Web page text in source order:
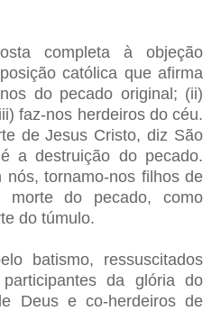
completa à objeção
católica que afirma
do pecado original; (ii)
faz-nos herdeiros do céu.
de Jesus Cristo, diz São
a destruição do pecado.
nós, tornamo-nos filhos de
morte do pecado, como
do túmulo.
batismo, ressuscitados
da glória do
Deus e co-herdeiros de